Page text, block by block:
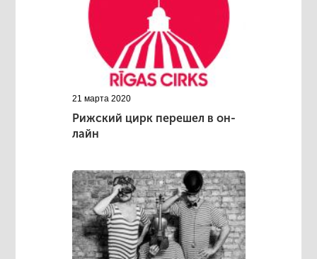
21 марта 2020
Рижский цирк перешел в он-
лайн